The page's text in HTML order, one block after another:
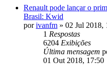
Renault pode lançar o
Brasil: Kwid
porivanfm » 02 Jul 2018,
1 Respostas
6204 Exibições
Última mensagem
01 Out 2018, 17:50